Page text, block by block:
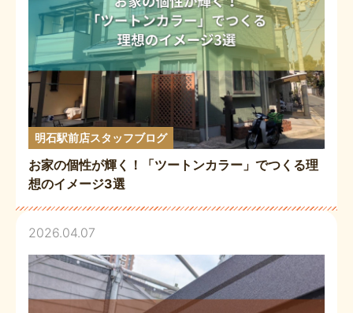
明石駅前店スタッフブログ
お家の個性が輝く！「ツートンカラー」でつくる理
想のイメージ3選
2026.04.07